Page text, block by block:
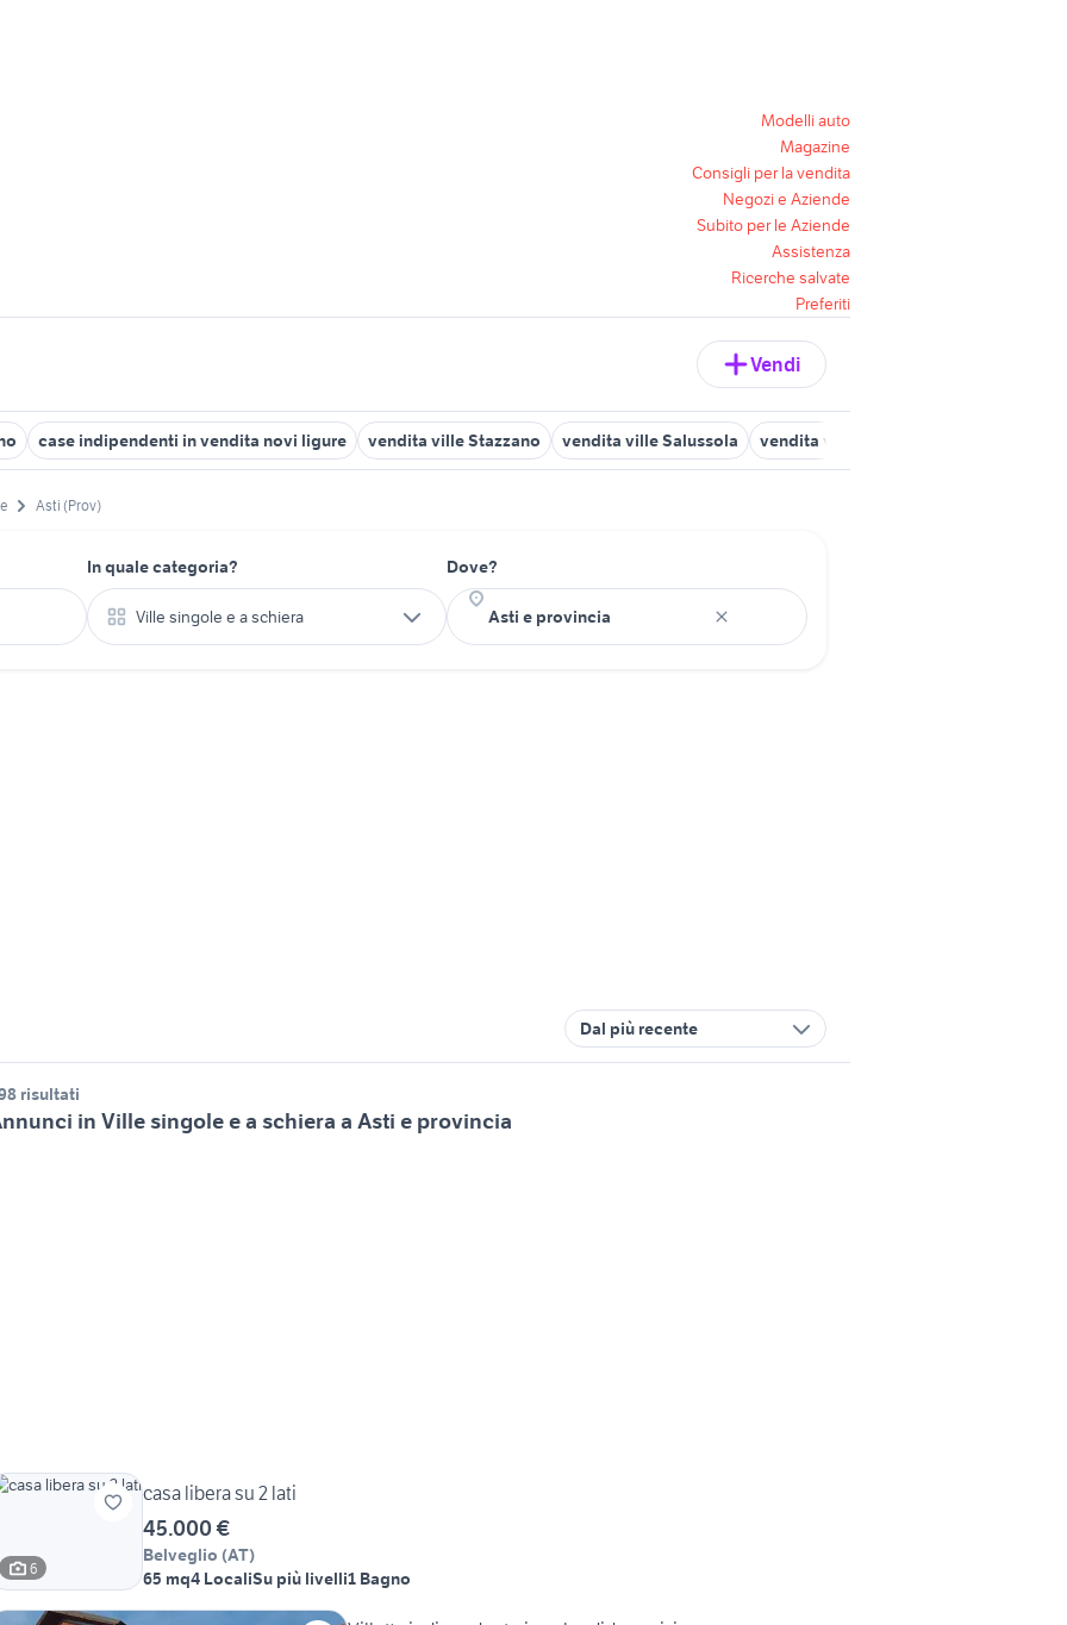
Modelli auto
Magazine
Consigli per la vendita
Negozi e Aziende
Subito per le Aziende
Assistenza
Ricerche salvate
Preferiti
Vendi
case indipendenti in vendita novi ligure vendita ville Stazzano vendita ville Salussola vendita ville indipendente Sommariva
Asti (Prov)
In quale categoria?
Ville singole e a schiera
Dove?
Dal più recente
risultati
in Ville singole e a schiera a Asti e provincia
6
casa libera su 2 lati
45.000 €
Belveglio (AT)
65 mq4 LocaliSu più livelli1 Bagno